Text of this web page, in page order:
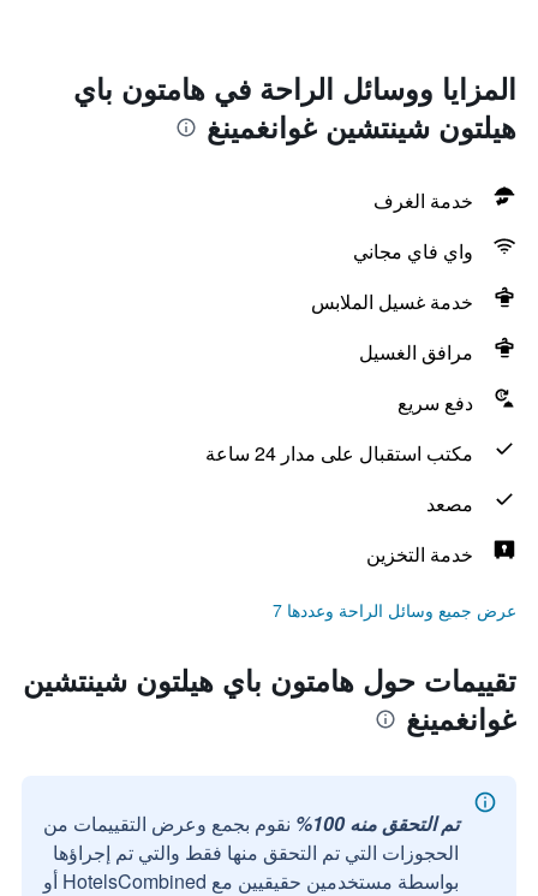
المزايا ووسائل الراحة في هامتون باي
هيلتون شينتشين غوانغمينغ
خدمة الغرف
واي فاي مجاني
خدمة غسيل الملابس
مرافق الغسيل
دفع سريع
مكتب استقبال على مدار 24 ساعة
مصعد
خدمة التخزين
عرض جميع وسائل الراحة وعددها 7
تقييمات حول هامتون باي هيلتون شينتشين
غوانغمينغ
تم التحقق منه 100%
نقوم بجمع وعرض التقييمات من
الحجوزات التي تم التحقق منها فقط والتي تم إجراؤها
بواسطة مستخدمين حقيقيين مع HotelsCombined أو